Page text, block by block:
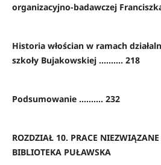
organizacyjno-badawczej
Historia włościan w ramach
szkoły Bujakowskiej .......... 218
Podsumowanie .......... 232
ROZDZIAŁ 10. PRACE
BIBLIOTEKA PUŁAWSKA